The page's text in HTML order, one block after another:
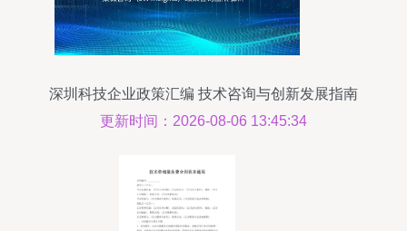
深圳科技企业政策汇编 技术咨询与创新发展指南
更新时间：2026-08-06 13:45:34